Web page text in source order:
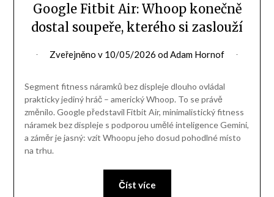
Google Fitbit Air: Whoop konečně
dostal soupeře, kterého si zaslouží
Zveřejněno v 10/05/2026 odAdam Hornof
Segment fitness náramků bez displeje dlouho ovládal
prakticky jediný hráč – americký Whoop. To se právě
změnilo. Google představil Fitbit Air, minimalistický fitness
náramek bez displeje s podporou umělé inteligence Gemini,
a záměr je jasný: vzít Whoopu jeho dosud pohodlné místo
na trhu.
Číst více